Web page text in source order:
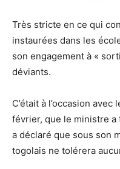
Très stricte en ce qui
instaurées dans les
son engagement à «
déviants.
C’était à l’occasion avec
février, que le ministre
a déclaré que sous son
togolais ne tolérera